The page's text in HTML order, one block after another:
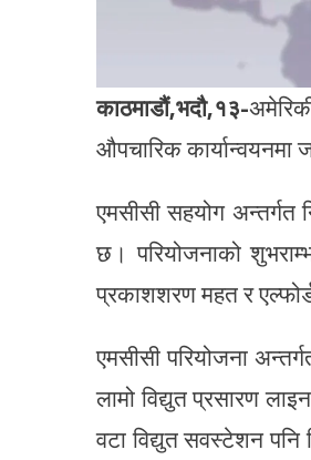
काठमाडौं,भदौ,१३-
औपचारिक कार्यान्वयनमा
एमसीसी सहयोग अन्तर्गत
छ। परियोजनाको
प्रकाशशरण महत र
एमसीसी परियोजना
लामो विद्युत प्रसारण
वटा विद्युत सवस्टेशन पनि